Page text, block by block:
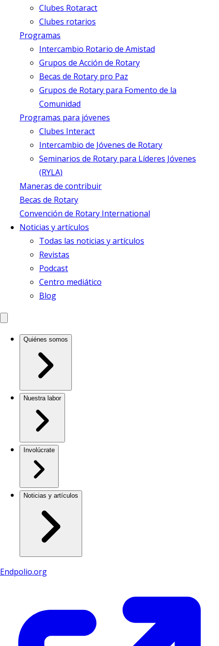
Clubes Rotaract
Clubes rotarios
Programas
Intercambio Rotario de Amistad
Grupos de Acción de Rotary
Becas de Rotary pro Paz
Grupos de Rotary para Fomento de la
Comunidad
Programas para jóvenes
Clubes Interact
Intercambio de Jóvenes de Rotary
Seminarios de Rotary para Líderes Jóvenes
(RYLA)
Maneras de contribuir
Becas de Rotary
Convención de Rotary International
Noticias y artículos
Todas las noticias y artículos
Revistas
Podcast
Centro mediático
Blog
Quiénes somos
Nuestra labor
Involúcrate
Noticias y artículos
Endpolio.org